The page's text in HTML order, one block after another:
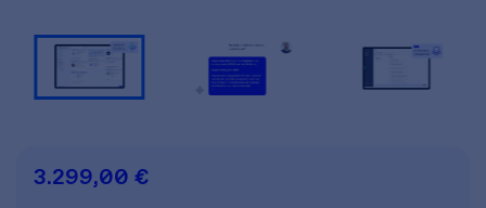
3.299,00 €